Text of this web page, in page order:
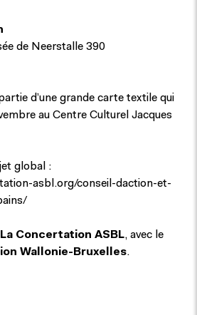
de Neerstalle 390
d’une grande carte textile qui
au Centre Culturel Jacques
global :
asbl.org/conseil-daction-et-
La Concertation ASBL, avec le
Wallonie-Bruxelles.